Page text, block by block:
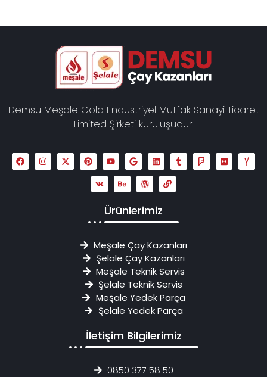
Demsu Meşale Gold Endüstriyel Mutfak Sanayi Ticaret
Limited Şirketi kuruluşudur.
Ürünlerimiz
Meşale Çay Kazanları
Şelale Çay Kazanları
Meşale Teknik Servis
Şelale Teknik Servis
Meşale Yedek Parça
Şelale Yedek Parça
İletişim Bilgilerimiz
0850 377 58 50